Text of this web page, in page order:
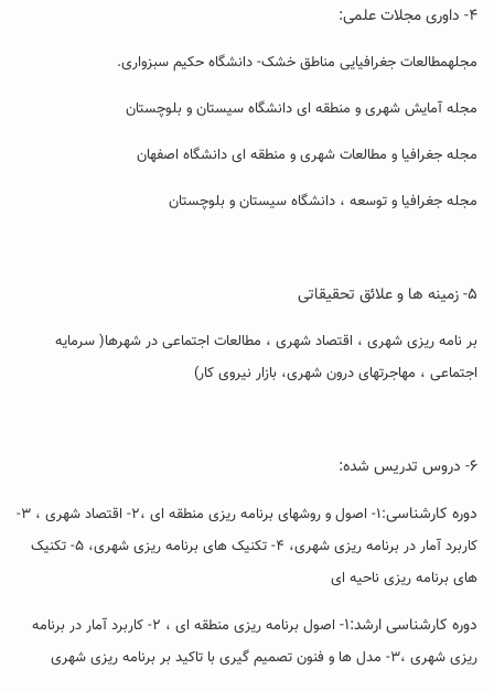
۴- داوری مجلات علمی:
مجلهمطالعات جغرافیایی مناطق خشک- دانشگاه حکیم سبزواری.
مجله آمایش شهری و منطقه ای دانشگاه سیستان و بلوچستان
مجله جغرافیا و مطالعات شهری و منطقه ای دانشگاه اصفهان
مجله جغرافیا و توسعه ، دانشگاه سیستان و بلوچستان
۵- زمینه ها و علائق تحقیقاتی
بر نامه ریزی شهری ، اقتصاد شهری ، مطالعات اجتماعی در شهرها( سرمایه
اجتماعی ، مهاجرتهای درون شهری، بازار نیروی کار)
۶- دروس تدریس شده:
دوره کارشناسی
:۱- اصول و روشهای برنامه ریزی منطقه ای ،۲- اقتصاد شهری ، ۳-
کاربرد آمار در برنامه ریزی شهری، ۴- تکنیک های برنامه ریزی شهری، ۵- تکنیک
های برنامه ریزی ناحیه ای
دوره کارشناسی ارشد:۱-
اصول برنامه ریزی منطقه ای ، ۲- کاربرد آمار در برنامه
ریزی شهری ،۳- مدل ها و فنون تصمیم گیری با تاکید بر برنامه ریزی شهری